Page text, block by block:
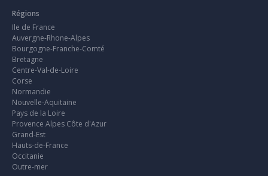
Régions
Ile de France
Auvergne-Rhone-Alpes
Bourgogne-Franche-Comté
Bretagne
Centre-Val-de-Loire
Corse
Normandie
Nouvelle-Aquitaine
Pays de la Loire
Provence Alpes Côte d'Azur
Grand-Est
Hauts-de-France
Occitanie
Outre-mer